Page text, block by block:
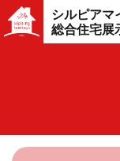
シルピアマ
総合住宅展